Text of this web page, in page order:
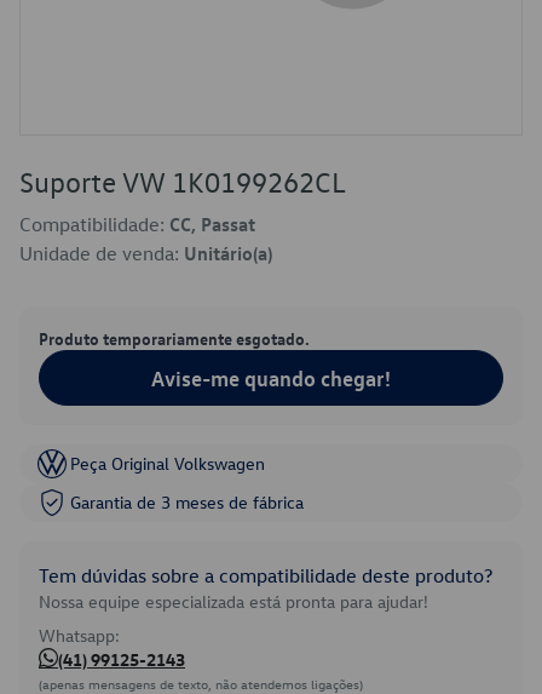
Suporte VW 1K0199262CL
Compatibilidade: CC, Passat
Unidade de venda: Unitário(a)
Produto temporariamente esgotado.
Avise-me quando chegar!
Peça Original Volkswagen
Garantia de 3 meses de fábrica
Tem dúvidas sobre a compatibilidade deste produto?
Nossa equipe especializada está pronta para ajudar!
Whatsapp:
(41) 99125-2143
(apenas mensagens de texto, não atendemos ligações)